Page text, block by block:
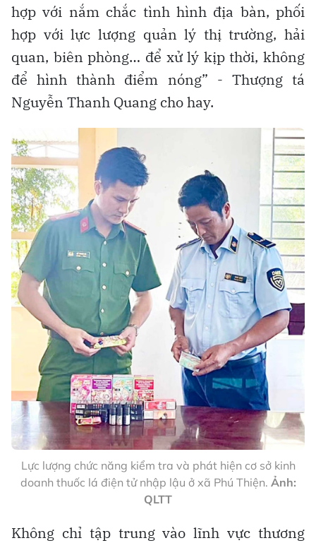
hợp với nắm chắc tình hình địa bàn, phối
hợp với lực lượng quản lý thị trường, hải
quan, biên phòng… để xử lý kịp thời, không
để hình thành điểm nóng” - Thượng tá
Nguyễn Thanh Quang cho hay.
Lực lượng chức năng kiểm tra và phát hiện cơ sở kinh
doanh thuốc lá điện tử nhập lậu ở xã Phú Thiện. Ảnh:
QLTT
Không chỉ tập trung vào lĩnh vực thương